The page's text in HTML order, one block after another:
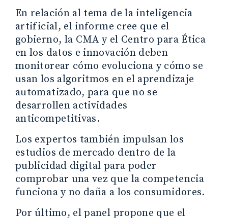
En relación al tema de la inteligencia
artificial, el informe cree que el
gobierno, la CMA y el Centro para Ética
en los datos e innovación deben
monitorear cómo evoluciona y cómo se
usan los algoritmos en el aprendizaje
automatizado, para que no se
desarrollen actividades
anticompetitivas.
Los expertos también impulsan los
estudios de mercado dentro de la
publicidad digital para poder
comprobar una vez que la competencia
funciona y no daña a los consumidores.
Por último, el panel propone que el